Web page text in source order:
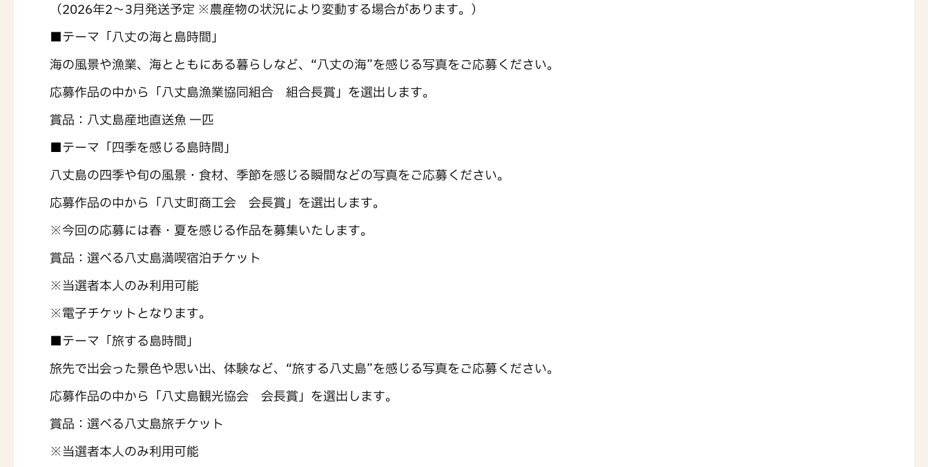
（2026年2～3月発送予定 ※農産物の状況により変動する場合があります。）
■テーマ「八丈の海と島時間」
海の風景や漁業、海とともにある暮らしなど、“八丈の海”を感じる写真をご応募ください。
応募作品の中から「八丈島漁業協同組合 組合長賞」を選出します。
賞品：八丈島産地直送魚 一匹
■テーマ「四季を感じる島時間」
八丈島の四季や旬の風景・食材、季節を感じる瞬間などの写真をご応募ください。
応募作品の中から「八丈町商工会 会長賞」を選出します。
※今回の応募には春・夏を感じる作品を募集いたします。
賞品：選べる八丈島満喫宿泊チケット
※当選者本人のみ利用可能
※電子チケットとなります。
■テーマ「旅する島時間」
旅先で出会った景色や思い出、体験など、“旅する八丈島”を感じる写真をご応募ください。
応募作品の中から「八丈島観光協会 会長賞」を選出します。
賞品：選べる八丈島旅チケット
※当選者本人のみ利用可能